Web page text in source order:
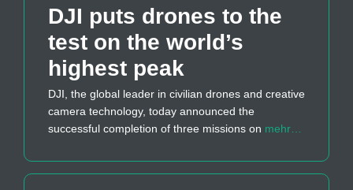
DJI puts drones to the
test on the world’s
highest peak
DJI, the global leader in civilian drones and creative
camera technology, today announced the
successful completion of three missions on mehr…